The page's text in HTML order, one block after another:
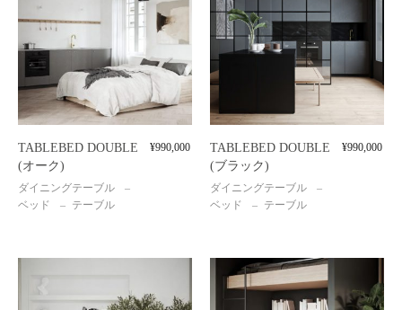
TABLEBED DOUBLE
(オーク)
ダイニングテーブル
ベッド
テーブル
¥990,000
TABLEBED DOUBLE
(ブラック)
ダイニングテーブル
ベッド
テーブル
¥990,000